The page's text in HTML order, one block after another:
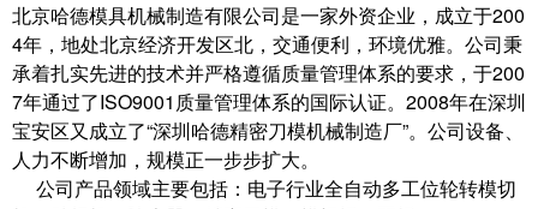
北京哈德模具机械制造有限公司是一家外资企业，成立于200
4年，地处北京经济开发区北，交通便利，环境优雅。公司秉
承着扎实先进的技术并严格遵循质量管理体系的要求，于200
7年通过了ISO9001质量管理体系的国际认证。2008年在深圳
宝安区又成立了“深圳哈德精密刀模机械制造厂”。公司设备、
人力不断增加，规模正一步步扩大。
公司产品领域主要包括：电子行业全自动多工位轮转模切